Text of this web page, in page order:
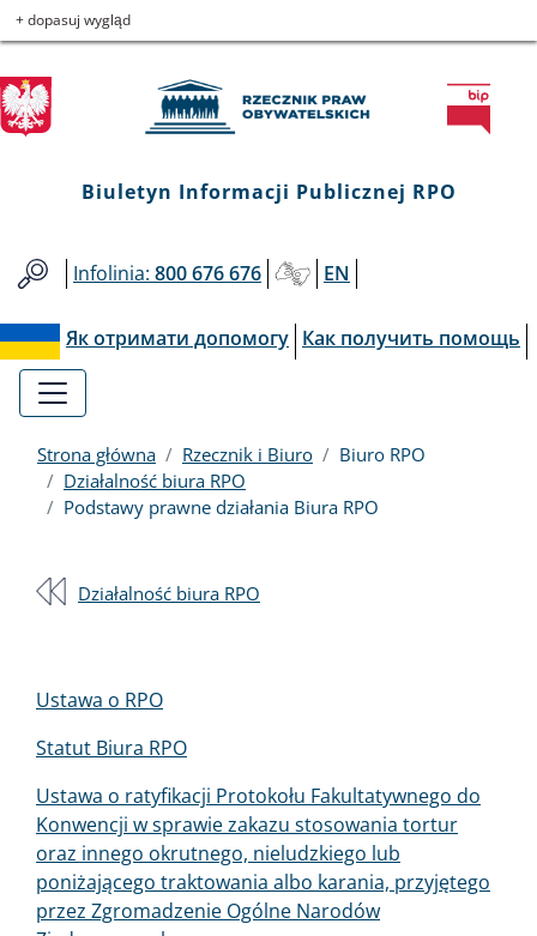
Przejdź
do
menu
głównego
Przejdź
do
treści
Przejdź
to
informacji
o
kontakcie
Przejdź
do
mapy
serwisu
Biuletyn
Informacji
Publicznej
RPO
+ dopasuj wygląd
Biuletyn Informacji Publicznej RPO
Infolinia: 800 676 676 EN
Як отримати допомогу Как получить помощь
Strona główna Rzecznik i Biuro
Biuro RPO
Działalność biura RPO
Podstawy prawne działania Biura RPO
Działalność biura RPO
Menu
PL
Ustawa o RPO
Statut Biura RPO
Ustawa o ratyfikacji Protokołu Fakultatywnego do
Konwencji w sprawie zakazu stosowania tortur
oraz innego okrutnego, nieludzkiego lub
poniżającego traktowania albo karania, przyjętego
przez Zgromadzenie Ogólne Narodów